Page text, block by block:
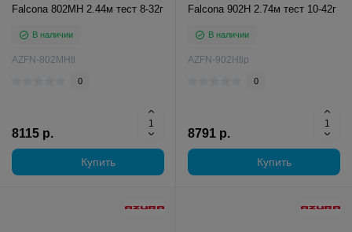
Falcona 802MH 2.44м тест 8-32г
В наличии
AZFN-802MHti
0
8115 р.
Купить
Falcona 902H 2.74м тест 10-42г
В наличии
AZFN-902Htip
0
8791 р.
Купить